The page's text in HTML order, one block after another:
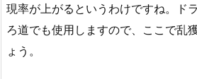
現率が上がるというわけですね。ド
ろ道でも使用しますので、ここで乱
ょう。